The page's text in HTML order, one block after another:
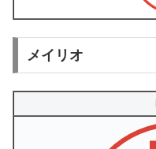
メイリオ